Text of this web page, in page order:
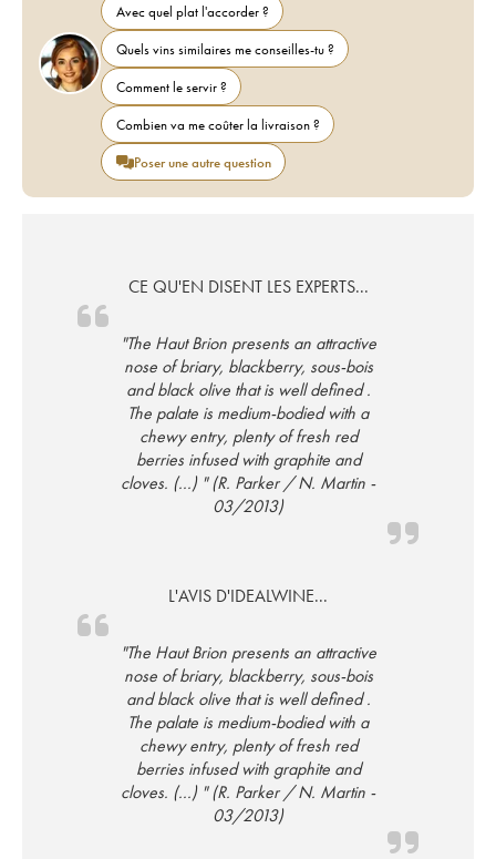
Avec quel plat l'accorder ?
Quels vins similaires me conseilles-tu ?
Comment le servir ?
Combien va me coûter la livraison ?
Poser une autre question
CE QU'EN DISENT LES EXPERTS...
"The Haut Brion presents an attractive
nose of briary, blackberry, sous-bois
and black olive that is well defined .
The palate is medium-bodied with a
chewy entry, plenty of fresh red
berries infused with graphite and
cloves. (...) " (R. Parker / N. Martin -
03/2013)
L'AVIS D'IDEALWINE...
"The Haut Brion presents an attractive
nose of briary, blackberry, sous-bois
and black olive that is well defined .
The palate is medium-bodied with a
chewy entry, plenty of fresh red
berries infused with graphite and
cloves. (...) " (R. Parker / N. Martin -
03/2013)